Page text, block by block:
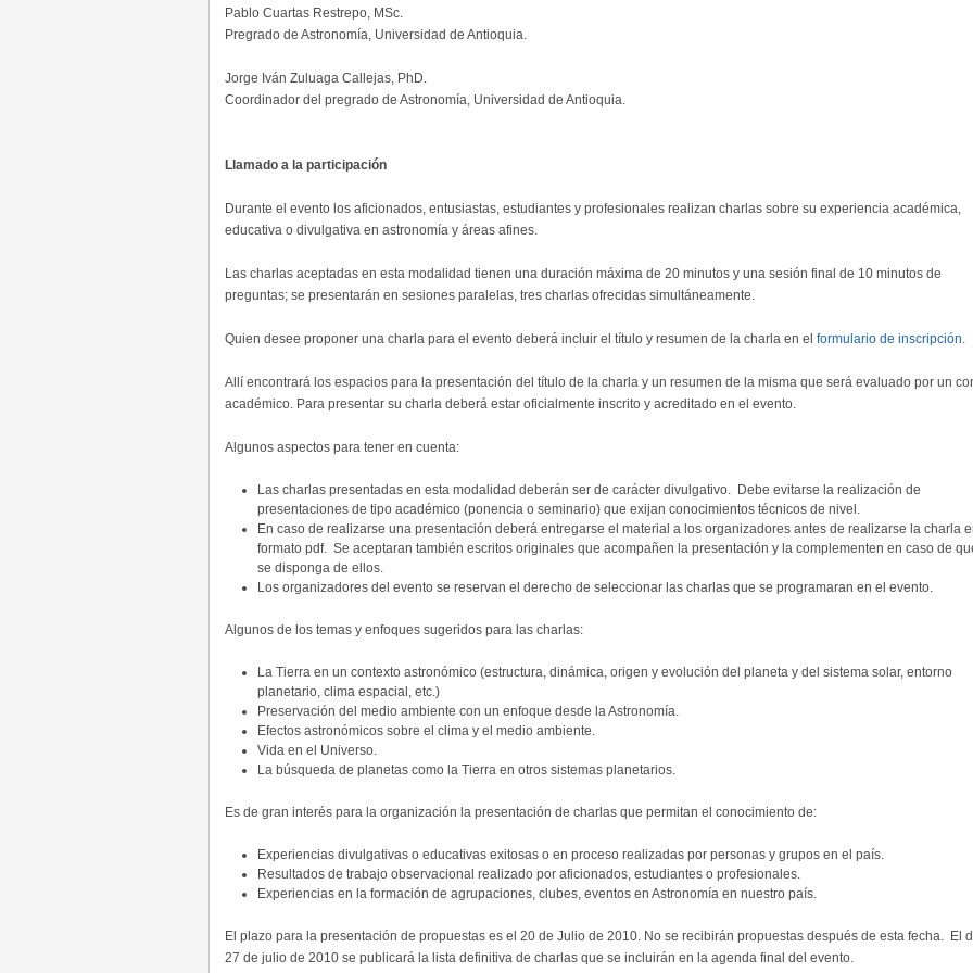
Pablo Cuartas Restrepo, MSc.
Pregrado de Astronomía, Universidad de Antioquia.
Jorge Iván Zuluaga Callejas, PhD.
Coordinador del pregrado de Astronomía, Universidad de Antioquia.
Llamado a la participación
Durante el evento los aficionados, entusiastas, estudiantes y profesionales realizan charlas sobre su experiencia académica,
educativa o divulgativa en astronomía y áreas afines.
Las charlas aceptadas en esta modalidad tienen una duración máxima de 20 minutos y una sesión final de 10 minutos de
preguntas; se presentarán en sesiones paralelas, tres charlas ofrecidas simultáneamente.
Quien desee proponer una charla para el evento deberá incluir el título y resumen de la charla en el formulario de inscripción.
Allí encontrará los espacios para la presentación del título de la charla y un resumen de la misma que será evaluado por un
académico. Para presentar su charla deberá estar oficialmente inscrito y acreditado en el evento.
Algunos aspectos para tener en cuenta:
Las charlas presentadas en esta modalidad deberán ser de carácter divulgativo. Debe evitarse la realización de
presentaciones de tipo académico (ponencia o seminario) que exijan conocimientos técnicos de nivel.
En caso de realizarse una presentación deberá entregarse el material a los organizadores antes de realizarse la charla
formato pdf. Se aceptaran también escritos originales que acompañen la presentación y la complementen en caso de
se disponga de ellos.
Los organizadores del evento se reservan el derecho de seleccionar las charlas que se programaran en el evento.
Algunos de los temas y enfoques sugeridos para las charlas:
La Tierra en un contexto astronómico (estructura, dinámica, origen y evolución del planeta y del sistema solar, entorno
planetario, clima espacial, etc.)
Preservación del medio ambiente con un enfoque desde la Astronomía.
Efectos astronómicos sobre el clima y el medio ambiente.
Vida en el Universo.
La búsqueda de planetas como la Tierra en otros sistemas planetarios.
Es de gran interés para la organización la presentación de charlas que permitan el conocimiento de:
Experiencias divulgativas o educativas exitosas o en proceso realizadas por personas y grupos en el país.
Resultados de trabajo observacional realizado por aficionados, estudiantes o profesionales.
Experiencias en la formación de agrupaciones, clubes, eventos en Astronomía en nuestro país.
El plazo para la presentación de propuestas es el 20 de Julio de 2010. No se recibirán propuestas después de esta fecha. El
27 de julio de 2010 se publicará la lista definitiva de charlas que se incluirán en la agenda final del evento.